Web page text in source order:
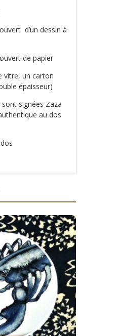
d’un dessin à
de papier
vitre, un carton
épaisseur)
signées Zaza
au dos